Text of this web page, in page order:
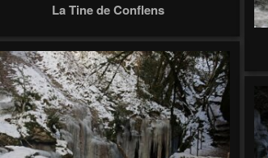
La Tine de Conflens